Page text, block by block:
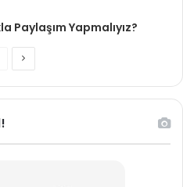
Paylaşım Yapmalıyız?
Sonraki